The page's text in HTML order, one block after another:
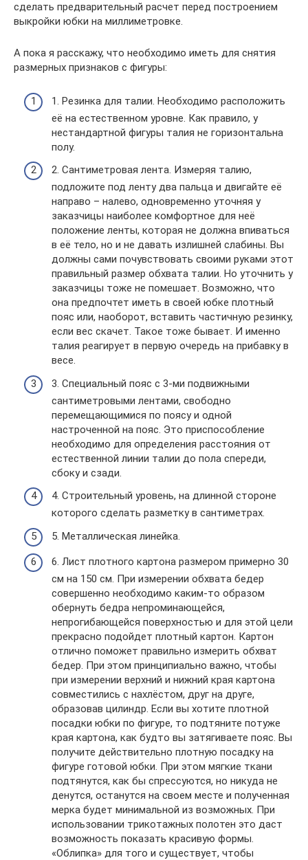
сделать предварительный расчет перед построением
выкройки юбки на миллиметровке.
А пока я расскажу, что необходимо иметь для снятия
размерных признаков с фигуры:
1. Резинка для талии. Необходимо расположить
её на естественном уровне. Как правило, у
нестандартной фигуры талия не горизонтальна
полу.
2. Сантиметровая лента. Измеряя талию,
подложите под ленту два пальца и двигайте её
направо – налево, одновременно уточняя у
заказчицы наиболее комфортное для неё
положение ленты, которая не должна впиваться
в её тело, но и не давать излишней слабины. Вы
должны сами почувствовать своими руками этот
правильный размер обхвата талии. Но уточнить у
заказчицы тоже не помешает. Возможно, что
она предпочтет иметь в своей юбке плотный
пояс или, наоборот, вставить частичную резинку,
если вес скачет. Такое тоже бывает. И именно
талия реагирует в первую очередь на прибавку в
весе.
3. Специальный пояс с 3-ми подвижными
сантиметровыми лентами, свободно
перемещающимися по поясу и одной
настроченной на пояс. Это приспособление
необходимо для определения расстояния от
естественной линии талии до пола спереди,
сбоку и сзади.
4. Строительный уровень, на длинной стороне
которого сделать разметку в сантиметрах.
5. Металлическая линейка.
6. Лист плотного картона размером примерно 30
см на 150 см. При измерении обхвата бедер
совершенно необходимо каким-то образом
обернуть бедра непроминающейся,
непрогибающейся поверхностью и для этой цели
прекрасно подойдет плотный картон. Картон
отлично поможет правильно измерить обхват
бедер. При этом принципиально важно, чтобы
при измерении верхний и нижний края картона
совместились с нахлёстом, друг на друге,
образовав цилиндр. Если вы хотите плотной
посадки юбки по фигуре, то подтяните потуже
края картона, как будто вы затягиваете пояс. Вы
получите действительно плотную посадку на
фигуре готовой юбки. При этом мягкие ткани
подтянутся, как бы спрессуются, но никуда не
денутся, останутся на своем месте и полученная
мерка будет минимальной из возможных. При
использовании трикотажных полотен это даст
возможность показать красивую формы.
«Облипка» для того и существует, чтобы